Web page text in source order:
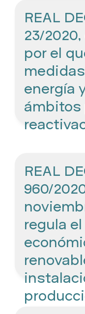
REAL
23/
por el
energía
ámbitos
REAL
960/
regula